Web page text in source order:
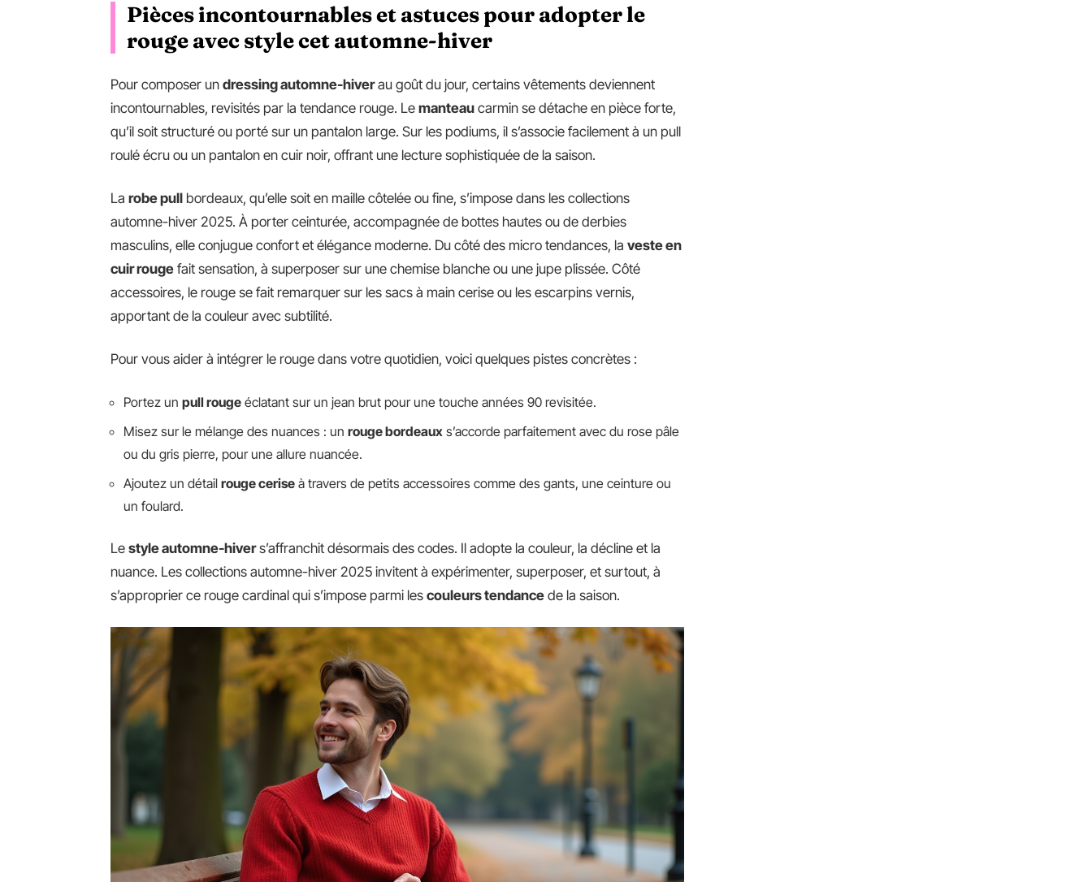
Pièces incontournables et astuces pour adopter le
rouge avec style cet automne-hiver
Pour composer un dressing automne-hiverau goût du jour, certains vêtements deviennent
incontournables, revisités par la tendance rouge. Le manteau carmin se détache en pièce forte,
qu’il soit structuré ou porté sur un pantalon large. Sur les podiums, il s’associe facilement à un pull
roulé écru ou un pantalon en cuir noir, offrant une lecture sophistiquée de la saison.
La robe pull bordeaux, qu’elle soit en maille côtelée ou fine, s’impose dans les collections
automne-hiver 2025. À porter ceinturée, accompagnée de bottes hautes ou de derbies
masculins, elle conjugue confort et élégance moderne. Du côté des micro tendances, la veste en
cuir rouge fait sensation, à superposer sur une chemise blanche ou une jupe plissée. Côté
accessoires, le rouge se fait remarquer sur les sacs à main cerise ou les escarpins vernis,
apportant de la couleur avec subtilité.
Pour vous aider à intégrer le rouge dans votre quotidien, voici quelques pistes concrètes :
Portez un pull rouge éclatant sur un jean brut pour une touche années 90 revisitée.
Misez sur le mélange des nuances : un rouge bordeaux s’accorde parfaitement avec du rose pâle
ou du gris pierre, pour une allure nuancée.
Ajoutez un détail rouge cerise à travers de petits accessoires comme des gants, une ceinture ou
un foulard.
Le style automne-hivers’affranchit désormais des codes. Il adopte la couleur, la décline et la
nuance. Les collections automne-hiver 2025 invitent à expérimenter, superposer, et surtout, à
s’approprier ce rouge cardinal qui s’impose parmi les couleurs tendance de la saison.